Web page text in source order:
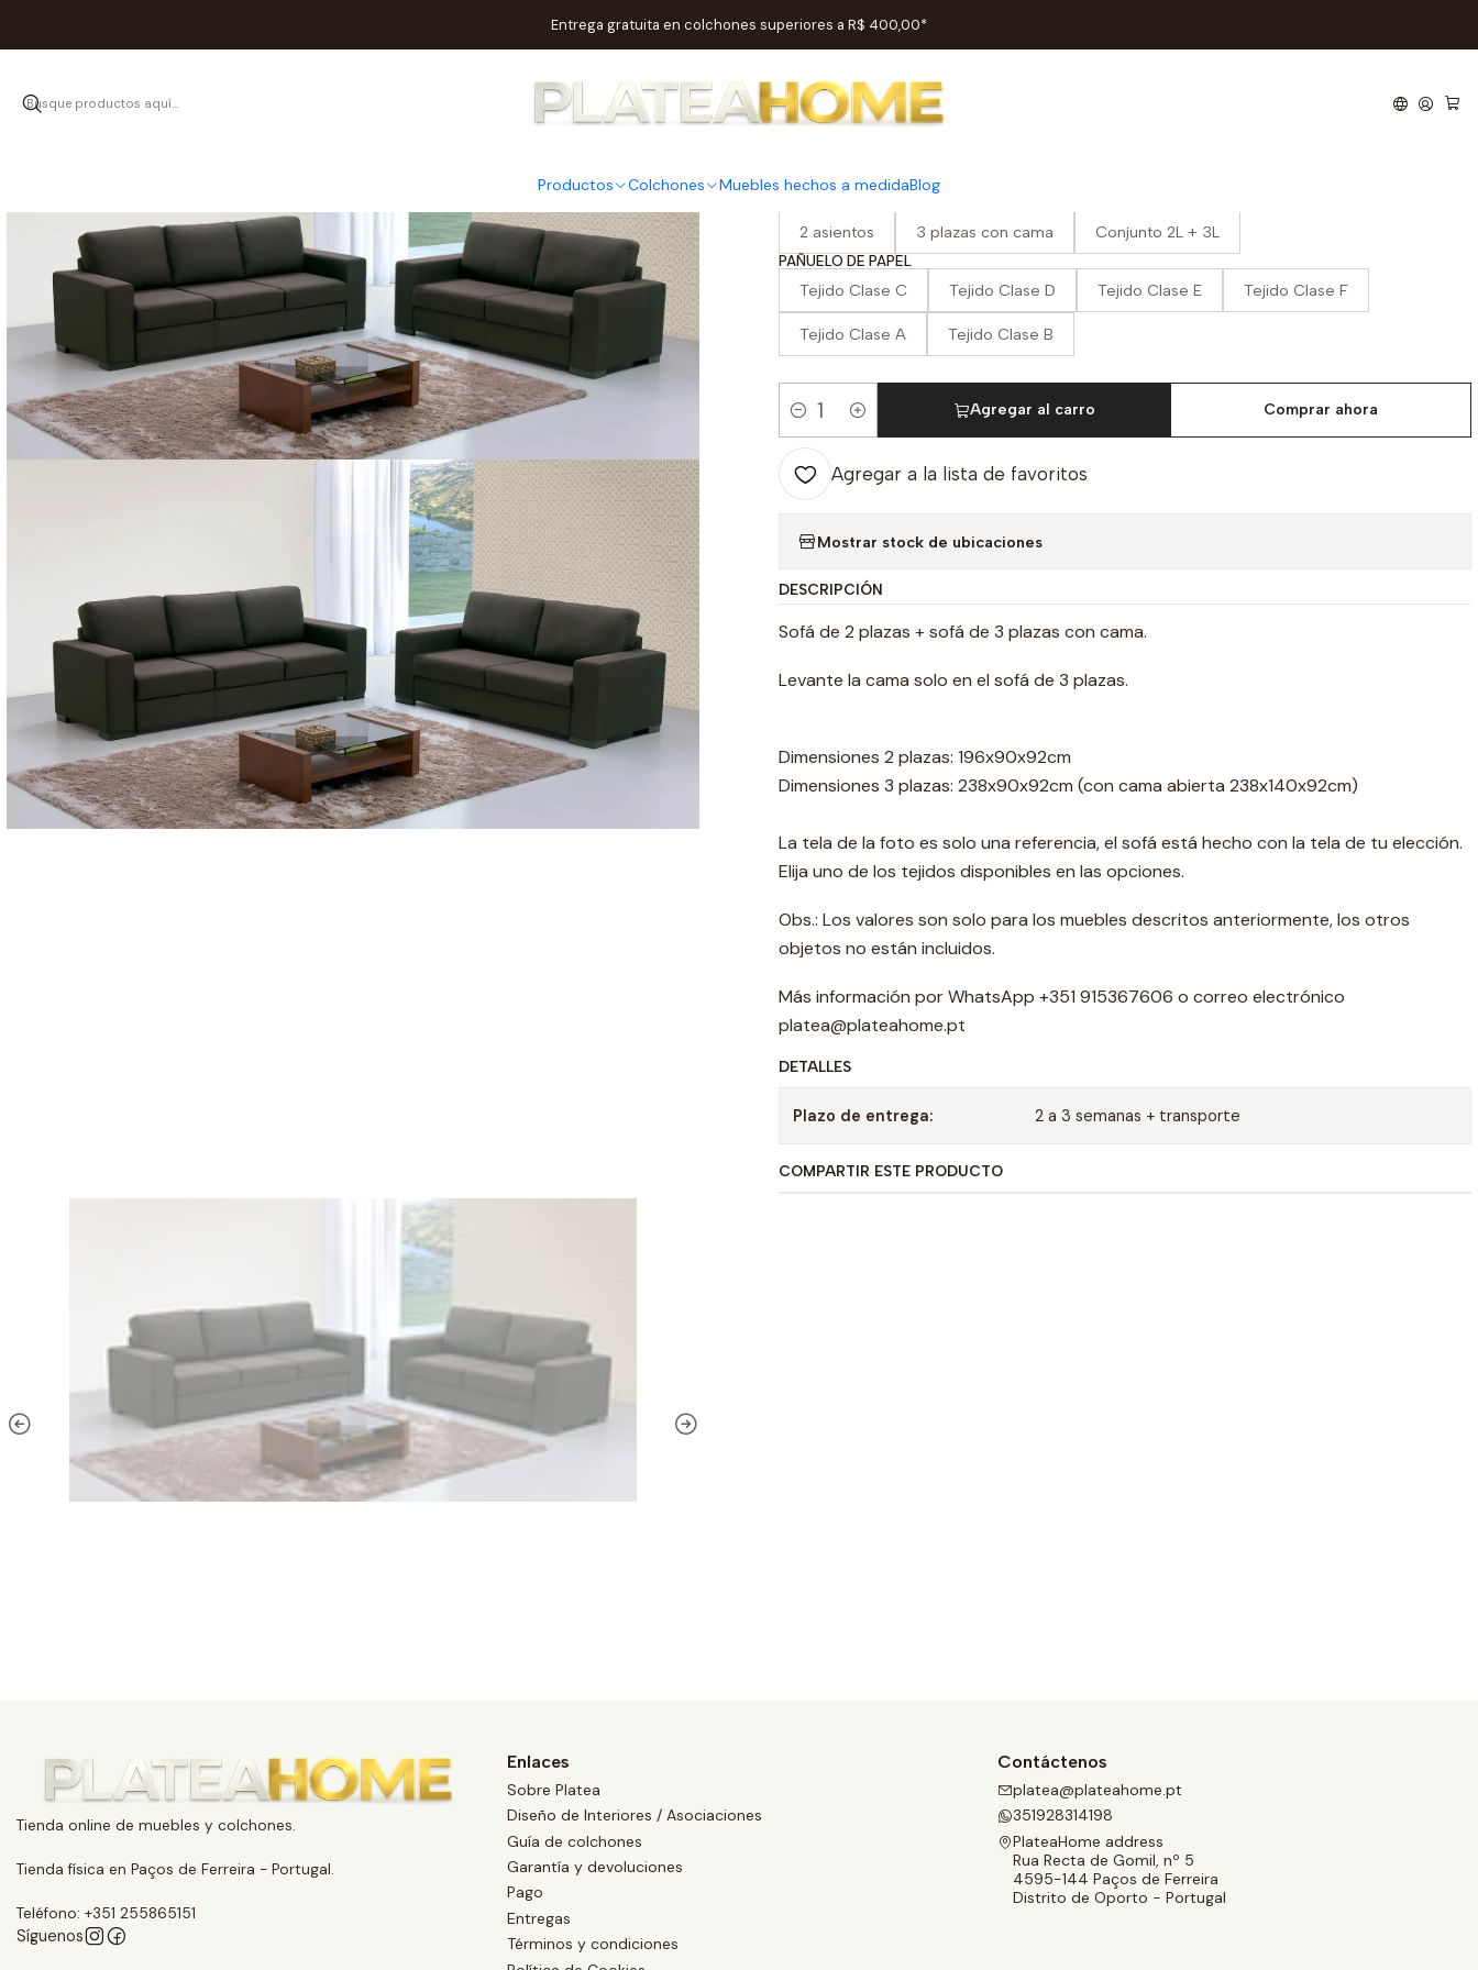
Productos Colchones Muebles hechos a medidaBlog
Entrega gratuita en colchones superiores a R$ 400,00*
Inicio Salas Sofás Sofá cama Riga 2 + 3
|
Sofá cama Riga 2 + 3
2 asientos 3 plazas con cama Conjunto 2L + 3L
PAÑUELO DE PAPEL
Tejido Clase C Tejido Clase D Tejido Clase E Tejido Clase F
Tejido Clase A Tejido Clase B
Cantidad
Agregar al carro Comprar ahora
Agregar a la lista de favoritos
Mostrar stock de ubicaciones
DESCRIPCIÓN
Sofá de 2 plazas + sofá de 3 plazas con cama.
Levante la cama solo en el sofá de 3 plazas.
Dimensiones 2 plazas: 196x90x92cm
Dimensiones 3 plazas: 238x90x92cm (con cama abierta 238x140x92cm)
La tela de la foto es solo una referencia, el sofá está hecho con la tela de tu elección.
Elija uno de los tejidos disponibles en las opciones.
Obs.: Los valores son solo para los muebles descritos anteriormente, los otros
objetos no están incluidos.
Más información por WhatsApp +351 915367606 o correo electrónico
platea@plateahome.pt
DETALLES
Plazo de entrega: 2 a 3 semanas + transporte
COMPARTIR ESTE PRODUCTO
Tienda online de muebles y colchones.
Tienda física en Paços de Ferreira - Portugal.
Teléfono: +351 255865151
Síguenos
Enlaces
Sobre Platea
Diseño de Interiores / Asociaciones
Guía de colchones
Garantía y devoluciones
Pago
Entregas
Términos y condiciones
Contáctenos
platea@plateahome.pt
351928314198
PlateaHome address
Rua Recta de Gomil, nº 5
4595-144 Paços de Ferreira
Distrito de Oporto - Portugal